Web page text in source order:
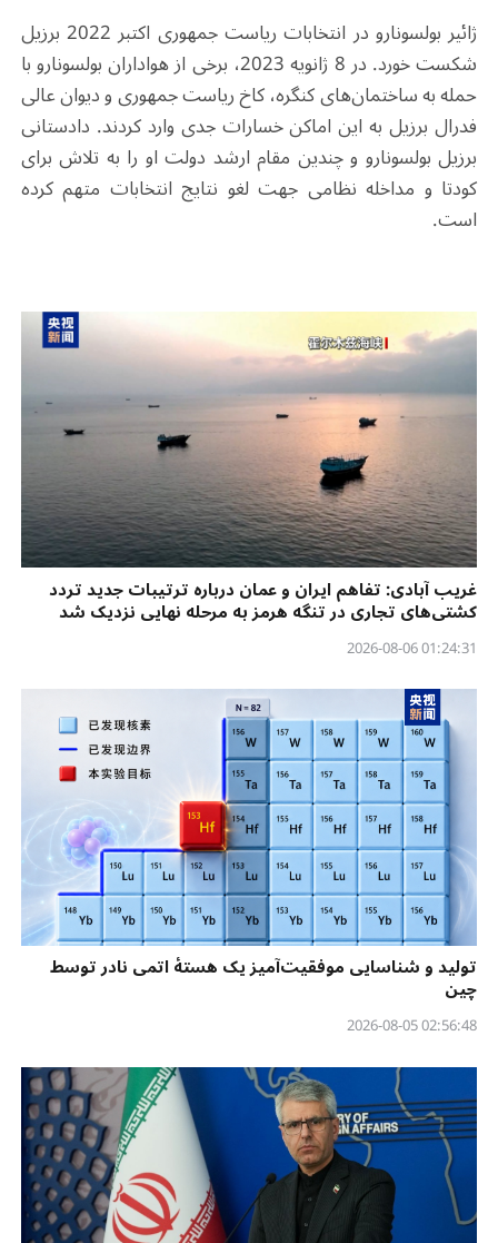
ژائیر بولسونارو در انتخابات ریاست‌ جمهوری اکتبر 2022 برزیل
شکست خورد. در 8 ژانویه 2023، برخی از هواداران بولسونارو با
حمله به ساختمان‌های کنگره، کاخ ریاست‌ جمهوری و دیوان عالی
فدرال برزیل به این اماکن خسارات جدی وارد کردند. دادستانی
برزیل بولسونارو و چندین مقام ارشد دولت او را به تلاش برای
کودتا و مداخله نظامی جهت لغو نتایج انتخابات متهم کرده
است.
غریب آبادی: تفاهم ایران و عمان درباره ترتیبات جدید تردد
کشتی‌های تجاری در تنگه هرمز به مرحله نهایی نزدیک شد
01:24:31 2026-08-06
تولید و شناسایی موفقیت‌آمیز یک هستهٔ اتمی نادر توسط
چین
02:56:48 2026-08-05